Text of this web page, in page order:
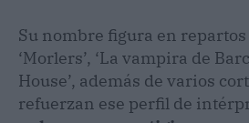
Su nombre figura en
‘Morlers’, ‘La vampira de
House’, además de varios
refuerzan ese perfil de